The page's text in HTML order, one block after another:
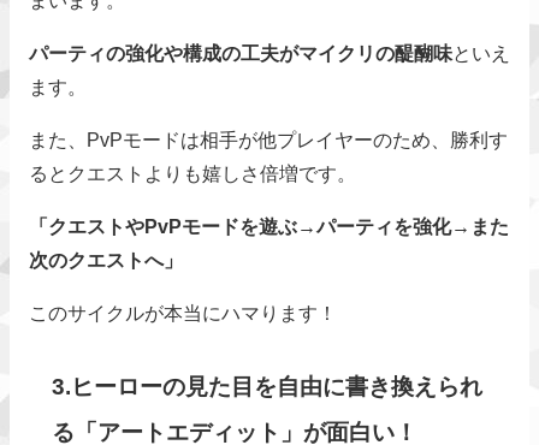
パーティの強化や構成の工夫がマイクリの醍醐味といえ
ます。
また、PvPモードは相手が他プレイヤーのため、勝利す
るとクエストよりも嬉しさ倍増です。
「クエストやPvPモードを遊ぶ→パーティを強化→また
次のクエストへ」
このサイクルが本当にハマります！
3.ヒーローの見た目を自由に書き換えられ
る「アートエディット」が面白い！